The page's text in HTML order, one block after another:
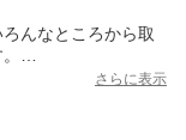
んなところから取
キのクリームを邪魔
このケーキを頼ん
られたので、とて
さらに表示